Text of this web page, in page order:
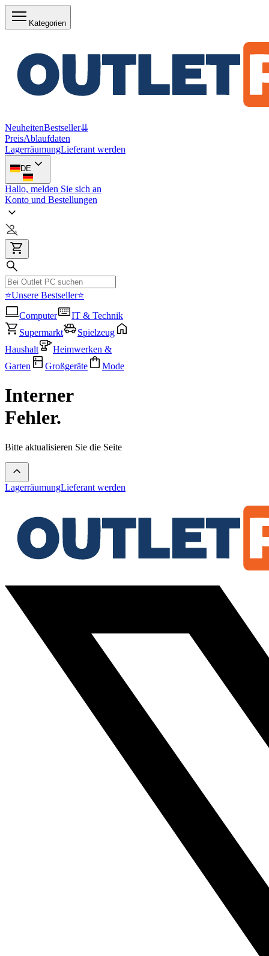
Kategorien
NeuheitenBestseller⇊
PreisAblaufdaten
LagerräumungLieferant werden
DE
Hallo, melden Sie sich an
Konto und Bestellungen
⭐Unsere Bestseller⭐
Computer
IT & Technik
Supermarkt
Spielzeug
Haushalt
Heimwerken &
Garten
Großgeräte Mode
Interner
Fehler.
Bitte aktualisieren Sie die Seite
LagerräumungLieferant werden